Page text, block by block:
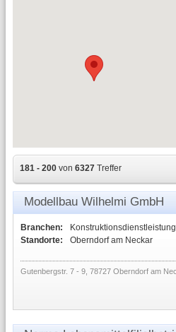
181 - 200 von 6327 Treffer
Modellbau Wilhelmi GmbH
Branchen:
Standorte:
Oberndorf am Neckar
Gutenbergstr. 7 - 9, 78727 Oberndorf am